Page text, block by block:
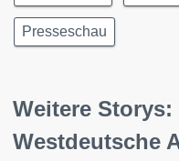
Presseschau
Weitere Storys:
Westdeutsche